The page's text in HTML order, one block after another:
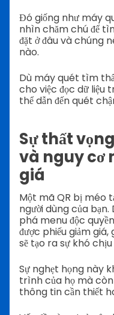
Đó giống như máy
nhìn chăm chú để
đặt ở đâu và chúng
nào.
Dù máy quét tìm
cho việc đọc dữ liệu
thể dẫn đến quét
Sự thất
và nguy cơ
giá
Một mã QR bị méo
người dùng của
phá menu độc
được phiếu giảm
sẽ tạo ra sự khó
Sự nghẹt họng này
trình của họ mà
thông tin cần thiết